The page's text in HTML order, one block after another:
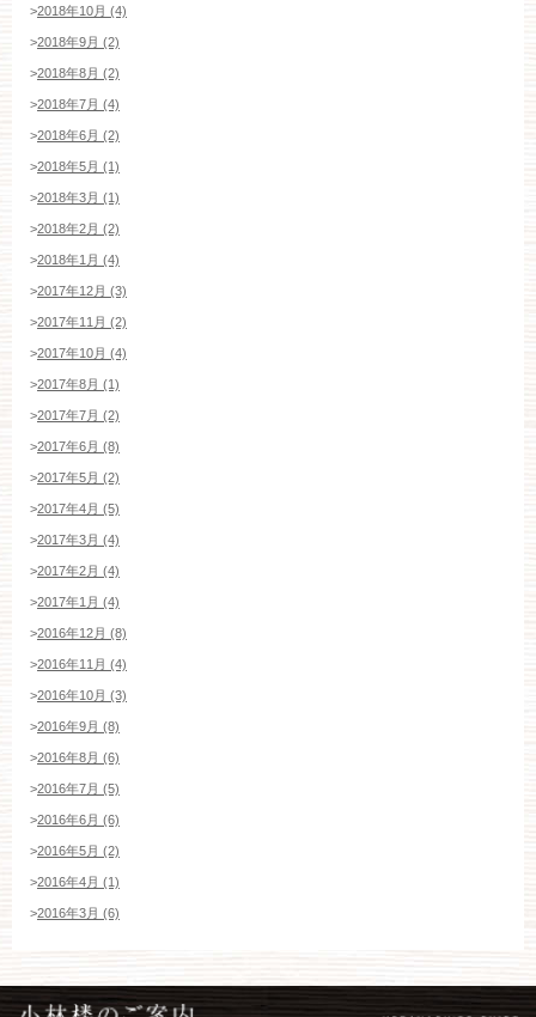
>2018年10月 (4)
>2018年9月 (2)
>2018年8月 (2)
>2018年7月 (4)
>2018年6月 (2)
>2018年5月 (1)
>2018年3月 (1)
>2018年2月 (2)
>2018年1月 (4)
>2017年12月 (3)
>2017年11月 (2)
>2017年10月 (4)
>2017年8月 (1)
>2017年7月 (2)
>2017年6月 (8)
>2017年5月 (2)
>2017年4月 (5)
>2017年3月 (4)
>2017年2月 (4)
>2017年1月 (4)
>2016年12月 (8)
>2016年11月 (4)
>2016年10月 (3)
>2016年9月 (8)
>2016年8月 (6)
>2016年7月 (5)
>2016年6月 (6)
>2016年5月 (2)
>2016年4月 (1)
>2016年3月 (6)